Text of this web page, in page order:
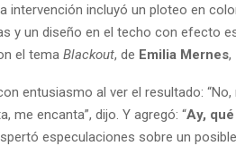
intervención incluyó un ploteo en
y un diseño en el techo con efecto
el tema Blackout, de Emilia Mernes,
entusiasmo al ver el resultado:
me encanta”, dijo. Y agregó: “Ay,
especulaciones sobre un